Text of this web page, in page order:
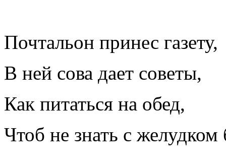
Почтальон принес газету,
В ней сова дает советы,
Как питаться на обед,
Чтоб не знать с желудком